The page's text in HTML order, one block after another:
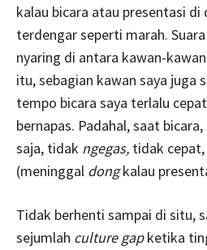
kalau bicara atau presentasi di
terdengar seperti marah.
nyaring di antara kawan-
itu, sebagian kawan saya juga
tempo bicara saya terlalu
bernapas. Padahal, saat
saja, tidak ngegas, tidak
(meninggal dongkalau
Tidak berhenti sampai di situ,
sejumlah culture gapketika